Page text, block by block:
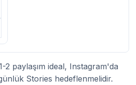
2 paylaşım ideal, Instagram'da
Stories hedeflenmelidir.